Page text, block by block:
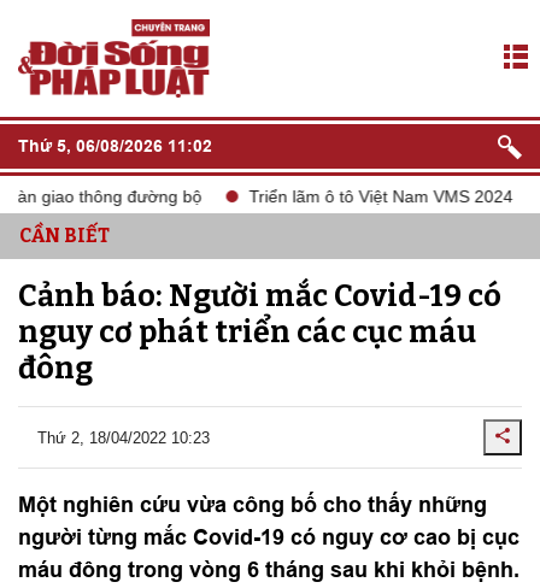
Thứ 5, 06/08/2026 11:02
giao thông đường bộ Triển lãm ô tô Việt Nam VMS 2024
CẦN BIẾT
Cảnh báo: Người mắc Covid-19 có
nguy cơ phát triển các cục máu
đông
Thứ 2, 18/04/2022 10:23
Một nghiên cứu vừa công bố cho thấy những
người từng mắc Covid-19 có nguy cơ cao bị cục
máu đông trong vòng 6 tháng sau khi khỏi bệnh.